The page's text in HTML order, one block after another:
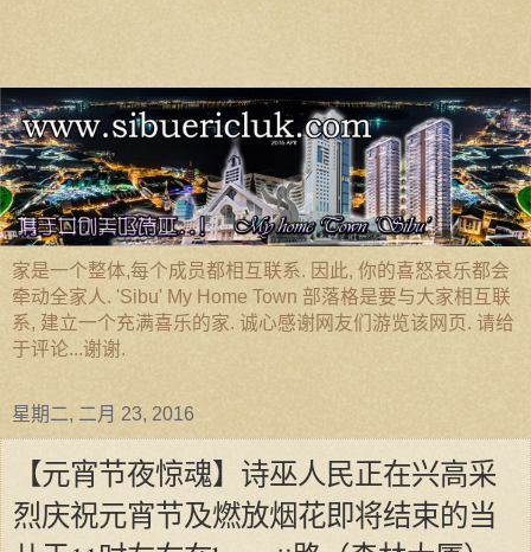
家是一个整体,每个成员都相互联系. 因此, 你的喜怒哀乐都会
牵动全家人. 'Sibu' My Home Town 部落格是要与大家相互联
系, 建立一个充满喜乐的家. 诚心感谢网友们游览该网页. 请给
于评论...谢谢.
星期二, 二月 23, 2016
【元宵节夜惊魂】诗巫人民正在兴高采
烈庆祝元宵节及燃放烟花即将结束的当